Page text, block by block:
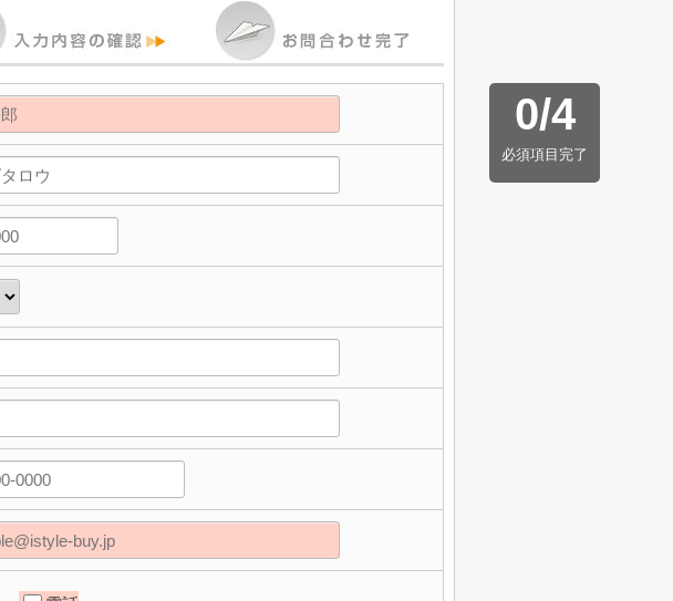
0/4
必須項目完了